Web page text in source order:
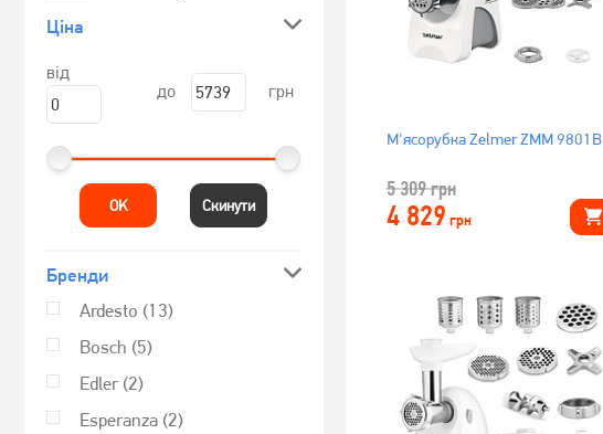
Ціна
від
до
грн
OK Скинути
Бренди
Ardesto (13)
Bosch (5)
Edler (2)
Esperanza (2)
М'ясорубка Zelmer ZMM 9801B
5 309грн
4 829 грн